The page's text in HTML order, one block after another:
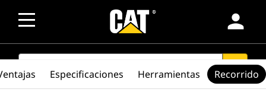
person
SEARCH search
Especificaciones Herramientas Recorrido